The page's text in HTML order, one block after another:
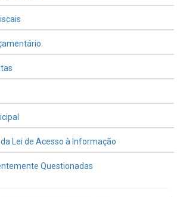
Lei de Acesso à Informação
Questionadas